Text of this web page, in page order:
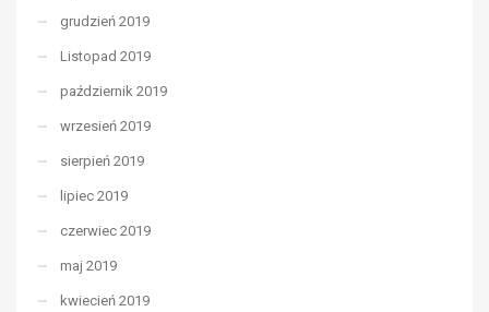
grudzień 2019
Listopad 2019
październik 2019
wrzesień 2019
sierpień 2019
lipiec 2019
czerwiec 2019
maj 2019
kwiecień 2019